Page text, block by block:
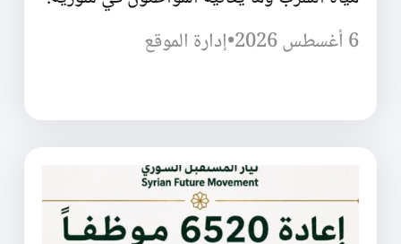
6 أغسطس 2026
•إدارة الموقع